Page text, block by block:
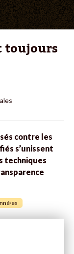
toujours
contre les
s’unissent
techniques